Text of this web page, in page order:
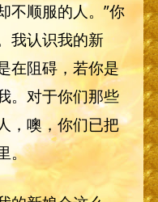
不顺服的人。”你
我认识我的新
在阻碍，若你是
。对于你们那些
，噢，你们已把
。